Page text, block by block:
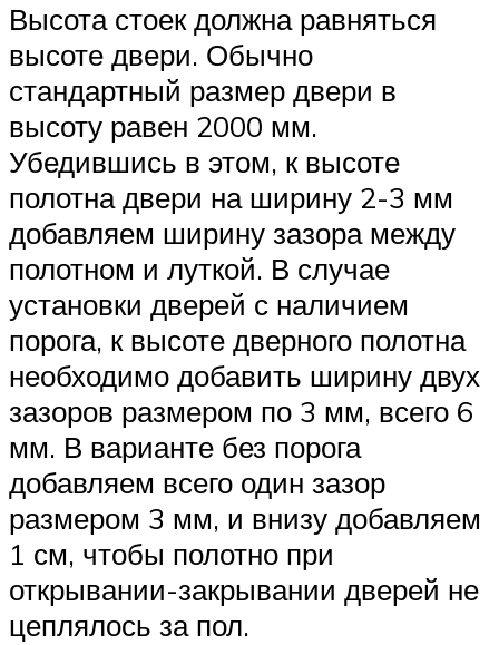
Высота стоек должна равняться
высоте двери. Обычно
стандартный размер двери в
высоту равен 2000 мм.
Убедившись в этом, к высоте
полотна двери на ширину 2-3 мм
добавляем ширину зазора между
полотном и луткой. В случае
установки дверей с наличием
порога, к высоте дверного полотна
необходимо добавить ширину двух
зазоров размером по 3 мм, всего 6
мм. В варианте без порога
добавляем всего один зазор
размером 3 мм, и внизу добавляем
1 см, чтобы полотно при
открывании-закрывании дверей не
цеплялось за пол.